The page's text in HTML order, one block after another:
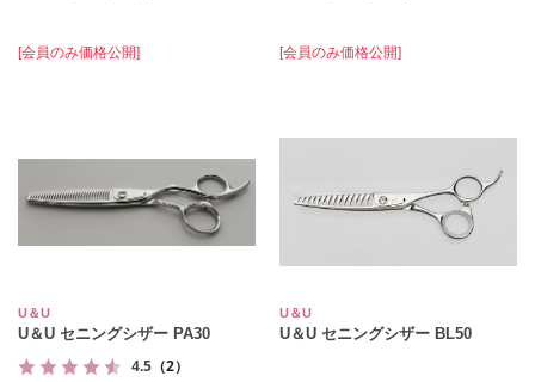
[会員のみ価格公開] [会員のみ価格公開]
U＆U
U＆U セニングシザー PA30
4.5 （2）
U＆U
U＆U セニングシザー BL50